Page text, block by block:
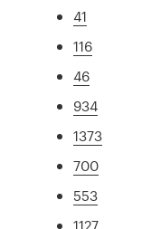
41
116
46
934
1373
700
553
1127